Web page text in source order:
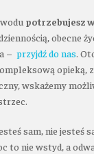
potrzebujesz
obecne
– przyjdź do nas.
opieką,
wskażemy
sam, nie jesteś
to nie wstyd, a